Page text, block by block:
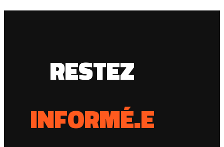
RESTEZ
INFORMÉ.E